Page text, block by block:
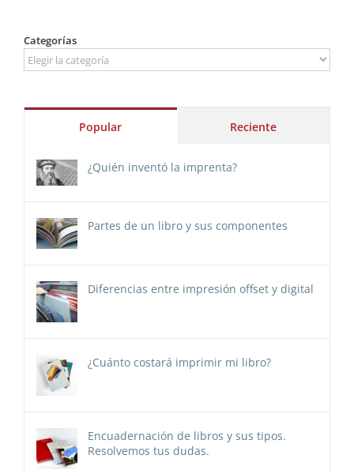
Categorías
Categorías
Popular Reciente
¿Quién inventó la imprenta?
Partes de un libro y sus componentes
Diferencias entre impresión offset y digital
¿Cuánto costará imprimir mi libro?
Encuadernación de libros y sus tipos.
Resolvemos tus dudas.